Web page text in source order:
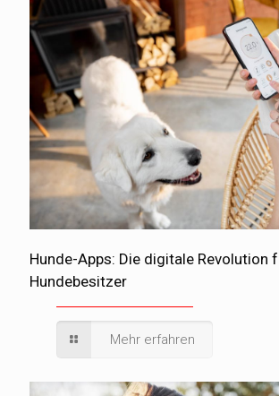
Hunde-Apps: Die digitale Revolution
Hundebesitzer
Mehr erfahren